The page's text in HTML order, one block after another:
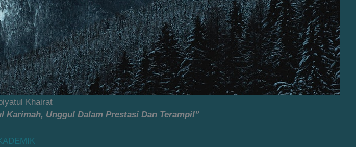
Khairat
Karimah, Unggul Dalam Prestasi Dan Terampil”